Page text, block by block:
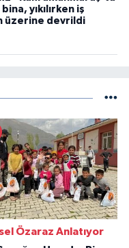
yıkılırken iş
üzerine devrildi
Özaraz Anlatıyor